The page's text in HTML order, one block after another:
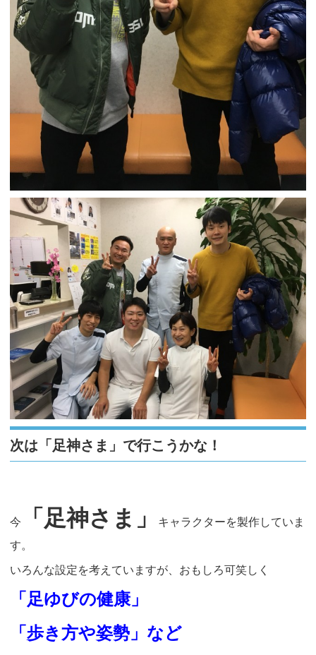
次は「足神さま」で行こうかな！
今 「足神さま」
キャラクターを製作していま
す。
いろんな設定を考えていますが、おもしろ可笑しく
「足ゆびの健康」
「歩き方や姿勢」など